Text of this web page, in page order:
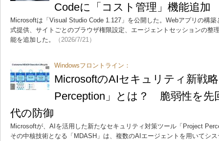
Codeに「コスト管理」機能追加
Microsoftは「Visual Studio Code 1.127」を公開した。Webアプリの構
式提供、サイトごとのブラウザ権限設定、エージェントセッションの整
能を追加した。
（2026/7/21）
Windowsフロントライン：
MicrosoftのAIセキュリティ新戦
Perception」とは？ 脆弱性を先
代の防御
Microsoftが、AIを活用した新たなセキュリティ対策ツール「Project
その中核技術となる「MDASH」は、複数のAIエージェントを用いてシ